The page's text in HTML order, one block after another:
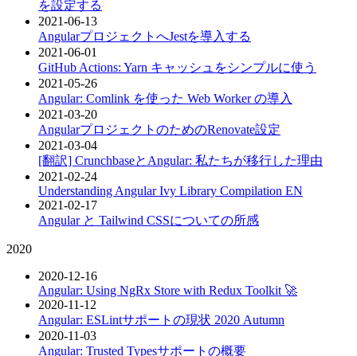
を設定する
2021-06-13
AngularプロジェクトへJestを導入する
2021-06-01
GitHub Actions: Yarn キャッシュをシンプルに使う
2021-05-26
Angular: Comlink を使った Web Worker の導入
2021-03-20
AngularプロジェクトのためのRenovate設定
2021-03-04
[翻訳] CrunchbaseとAngular: 私たちが移行した理由
2021-02-24
Understanding Angular Ivy Library Compilation EN
2021-02-17
Angular と Tailwind CSSについての所感
2020
2020-12-16
Angular: Using NgRx Store with Redux Toolkit 🚀
2020-11-12
Angular: ESLintサポートの現状 2020 Autumn
2020-11-03
Angular: Trusted Typesサポートの概要